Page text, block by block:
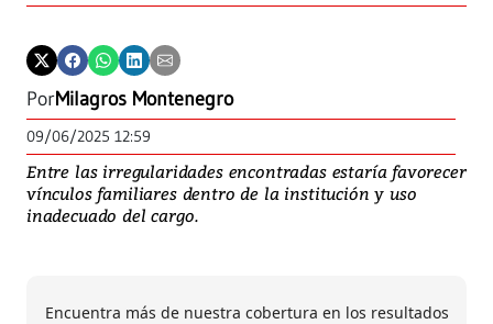
PorMilagros Montenegro
09/06/2025 12:59
Entre las irregularidades encontradas estaría favorecer
vínculos familiares dentro de la institución y uso
inadecuado del cargo.
Encuentra más de nuestra cobertura en los resultados